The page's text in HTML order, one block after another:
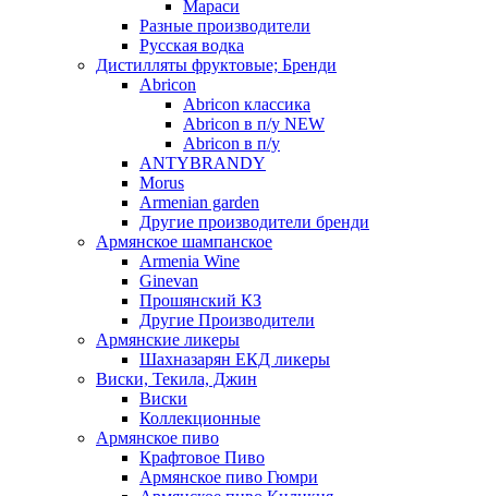
Мараси
Разные производители
Русская водка
Дистилляты фруктовые; Бренди
Abricon
Abricon классика
Abricon в п/у NEW
Abricon в п/у
ANTYBRANDY
Morus
Armenian garden
Другие производители бренди
Армянское шампанское
Armenia Wine
Ginevan
Прошянский КЗ
Другие Производители
Армянские ликеры
Шахназарян ЕКД ликеры
Виски, Текила, Джин
Виски
Коллекционные
Армянское пиво
Крафтовое Пиво
Армянское пиво Гюмри